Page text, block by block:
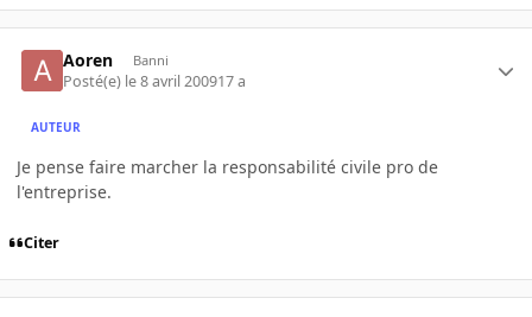
Aoren Banni
Posté(e) le 8 avril 200917 a
AUTEUR
Je pense faire marcher la responsabilité civile pro de
l'entreprise.
Citer